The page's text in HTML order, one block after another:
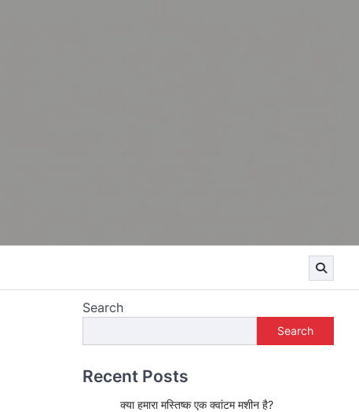
Search
Search
Recent Posts
क्या हमारा मस्तिष्क एक क्वांटम मशीन है?